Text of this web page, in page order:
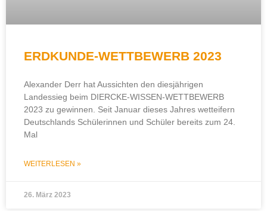
ERDKUNDE-WETTBEWERB 2023
Alexander Derr hat Aussichten den diesjährigen
Landessieg beim DIERCKE-WISSEN-WETTBEWERB
2023 zu gewinnen. Seit Januar dieses Jahres wetteifern
Deutschlands Schülerinnen und Schüler bereits zum 24.
Mal
WEITERLESEN »
26. März 2023